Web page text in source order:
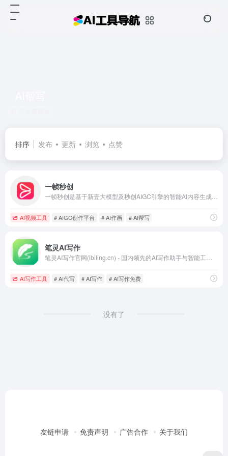
排序 发布 更新 浏览 点赞
一帧秒创
AI视频工具 # AIGC创作平台 # AI作画 # AI帮写
笔灵AI写作
AI写作工具 # AI代写 # AI写作 # AI写作免费
没有了
友链申请 免责声明 广告合作 关于我们